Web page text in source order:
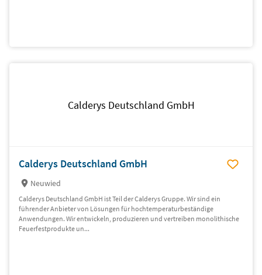
Calderys Deutschland GmbH
Calderys Deutschland GmbH
Neuwied
Calderys Deutschland GmbH ist Teil der Calderys Gruppe. Wir sind ein
führender Anbieter von Lösungen für hochtemperaturbeständige
Anwendungen. Wir entwickeln, produzieren und vertreiben monolithische
Feuerfestprodukte un...